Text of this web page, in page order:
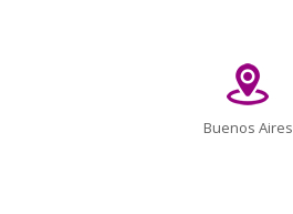
Buenos Aires